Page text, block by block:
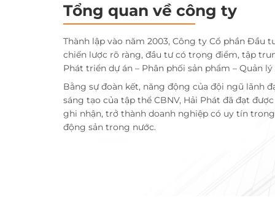
Tổng quan về công ty
Thành lập vào năm 2003, Công ty Cổ phần Đầu
chiến lược rõ ràng, đầu tư có trọng điểm, tập
Phát triển dự án – Phân phối sản phẩm – Quản
Bằng sự đoàn kết, năng động của đội ngũ lãnh
sáng tạo của tập thể CBNV, Hải Phát đã đạt
ghi nhận, trở thành doanh nghiệp có uy tín
động sản trong nước.